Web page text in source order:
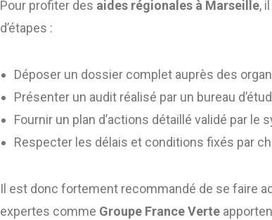
Pour profiter des aides régionales à Marseille,
d’étapes :
Déposer un dossier complet auprès des
Présenter un audit réalisé par un bureau
Fournir un plan d’actions détaillé validé par le
Respecter les délais et conditions fixés par
Il est donc fortement recommandé de se faire
expertes comme Groupe France Verte